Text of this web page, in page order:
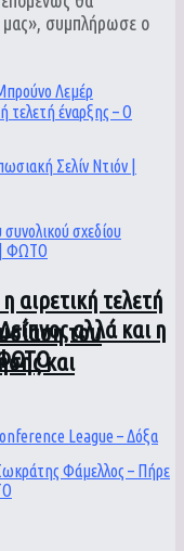
αιρετική τελετή
αλλά και η
ΦΩΤΟ
μας», συμπλήρωσε ο
Λεμέρ
του
και